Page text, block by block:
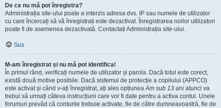
De ce nu mă pot înregistra?
Administrația site-ului poate a interzis adresa dvs. IP sau numele de utilizator
cu care încercați să vă înregistrați este dezactivat. Înregistrarea noilor utilizatori
poate fi de asemenea dezactivată. Contactați Administrația site-ului.
Sus
M-am înregistrat și nu mă pot identifica!
În primul rând, verificați numele de utilizator și parola. Dacă totul este corect,
există două motive posibile. Dacă sistemul de protecție a copilului (APPCO)
este activat și când v-ați înregistrat, ați ales opțiuneaAm sub 13 ani atunci va
trebui să urmați câteva instrucțiuni care vor fi date pentru a activa contul. Unele
forumuri prevăd că conturile trebuie activate, fie de către dumneavoastră, fie de